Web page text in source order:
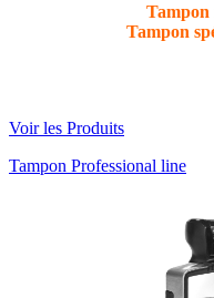
Tampon
Tampon
Voir les Produits
Tampon Professional line